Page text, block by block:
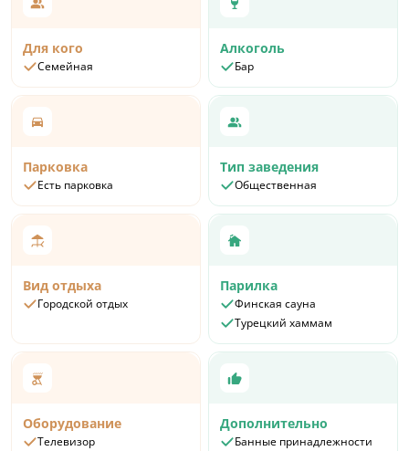
Для кого
Семейная
Алкоголь
Бар
Парковка
Есть парковка
Тип заведения
Общественная
Вид отдыха
Городской отдых
Парилка
Финская сауна
Турецкий хаммам
Оборудование
Телевизор
Дополнительно
Банные принадлежности